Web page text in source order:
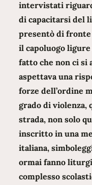
intervistati
di capacitarsi del
presentò di
il capoluogo
fatto che non ci si
aspettava una
forze dell’ordine
grado di violenza,
strada, non solo
inscritto in una
italiana,
ormai fanno
complesso